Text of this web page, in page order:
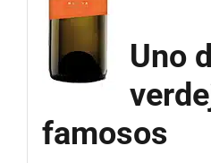
Uno
famosos